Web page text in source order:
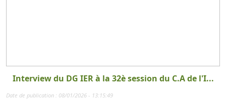
Interview du DG IER à la 32è session du C.A de l'I...
Date de publication : 08/01/2026 - 13:15:49